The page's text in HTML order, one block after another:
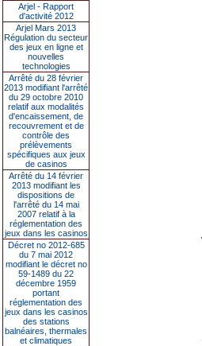
Arjel - Rapport
d'activité 2012
Arjel Mars 2013
Régulation du secteur
des jeux en ligne et
nouvelles
technologies
Arrêté du 28 février
2013 modifiant l'arrêté
du 29 octobre 2010
relatif aux modalités
d'encaissement, de
recouvrement et de
contrôle des
prélèvements
spécifiques aux jeux
de casinos
Arrêté du 14 février
2013 modifiant les
dispositions de
l'arrêté du 14 mai
2007 relatif à la
réglementation des
jeux dans les casinos
Décret no 2012-685
du 7 mai 2012
modifiant le décret no
59-1489 du 22
décembre 1959
portant
réglementation des
jeux dans les casinos
des stations
balnéaires, thermales
et climatiques